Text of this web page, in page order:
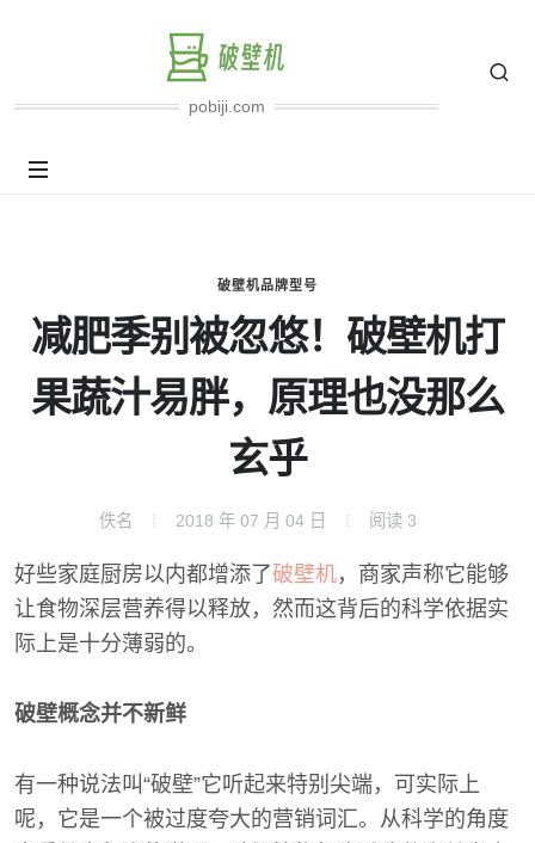
pobiji.com
破壁机品牌型号
减肥季别被忽悠！破壁机打
果蔬汁易胖，原理也没那么
玄乎
佚名 2018 年 07 月 04 日 阅读 3
好些家庭厨房以内都增添了破壁机，商家声称它能够
让食物深层营养得以释放，然而这背后的科学依据实
际上是十分薄弱的。
破壁概念并不新鲜
有一种说法叫“破壁”它听起来特别尖端，可实际上
呢，它是一个被过度夸大的营销词汇。从科学的角度